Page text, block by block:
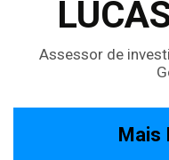
Assessor de
Mais